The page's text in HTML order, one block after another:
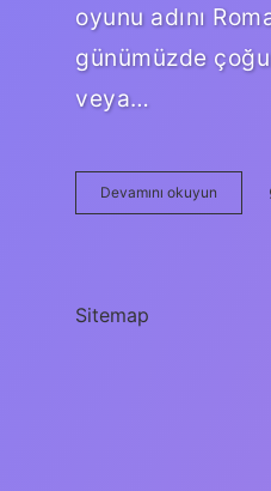
oyunu adını
günümüzde
veya…
Devamını okuyun
Oyunu
Sitemap